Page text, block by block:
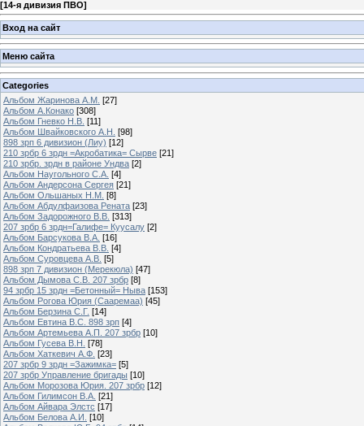
[14-я дивизия ПВО]
Вход на сайт
Меню сайта
Categories
Альбом Жаринова А.М. [27]
Альбом А.Конако [308]
Альбом Гневко Н.В. [11]
Альбом Швайковского А.Н. [98]
898 зрп 6 дивизион (Лиу) [12]
210 зрбр 6 зрдн =Акробатика= Сырве [21]
210 зрбр. зрдн в районе Ундва [2]
Альбом Наугольного С.А. [4]
Альбом Андерсона Сергея [21]
Альбом Ольшаных Н.М. [8]
Альбом Абдулфаизова Рената [23]
Альбом Задорожного В.В. [313]
207 зрбр 6 зрдн=Галифе= Куусалу [2]
Альбом Барсукова В.А. [16]
Альбом Кондратьева В.В. [4]
Альбом Суровцева А.В. [5]
898 зрп 7 дивизион (Мерекюла) [47]
Альбом Дымова С.В. 207 зрбр [8]
94 зрбр 15 зрдн =Бетонный= Ныва [153]
Альбом Рогова Юрия (Сааремаа) [45]
Альбом Берзина С.Г. [14]
Альбом Евтина В.С. 898 зрп [4]
Альбом Артемьева А.П. 207 зрбр [10]
Альбом Гусева В.Н. [78]
Альбом Хаткевич А.Ф. [23]
207 зрбр 9 зрдн =Зажимка= [5]
207 зрбр Управление бригады [10]
Альбом Морозова Юрия. 207 зрбр [12]
Альбом Гилимсон В.А. [21]
Альбом Айвара Элстс [17]
Альбом Белова А.И. [10]